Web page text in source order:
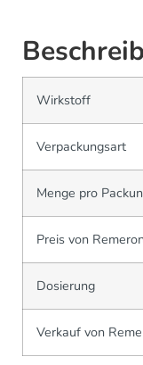
Wirkstoff
Verpackungsart
Menge pro
Preis von
Dosierung
Verkauf von